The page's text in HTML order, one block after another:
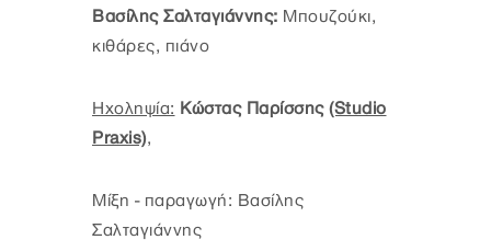
Βασίλης Σαλταγιάννης: Μπουζούκι,
κιθάρες, πιάνο
Ηχοληψία: Κώστας Παρίσσης (Studio
Praxis),
Μίξη - παραγωγή: Βασίλης
Σαλταγιάννης